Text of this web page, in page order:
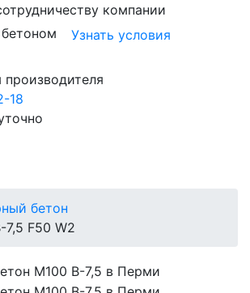
компании
Узнать условия
18
бетон
F50 W2